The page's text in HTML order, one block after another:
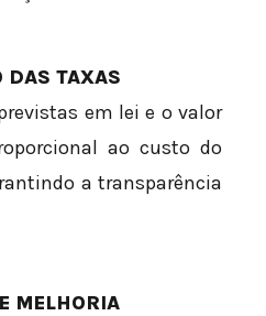
DAS TAXAS
em lei e o valor
ao custo do
a transparência
MELHORIA